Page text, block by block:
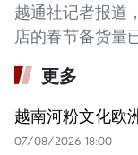
越通社记者报道
店的春节备货量
更多
越南河粉文化欧
07/08/2026 18:00